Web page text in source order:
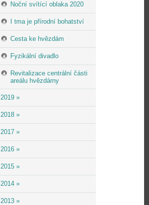
Noční svítící oblaka 2020
I tma je přírodní bohatství
Cesta ke hvězdám
Fyzikální divadlo
Revitalizace centrální části
areálu hvězdárny
2019 »
2018 »
2017 »
2016 »
2015 »
2014 »
2013 »